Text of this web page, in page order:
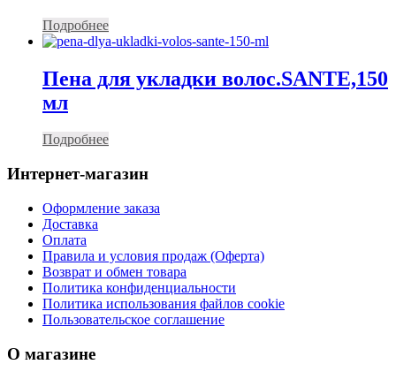
Подробнее
Пена для укладки волос.SANTE,150
мл
Подробнее
Интернет-магазин
Оформление заказа
Доставка
Оплата
Правила и условия продаж (Оферта)
Возврат и обмен товара
Политика конфиденциальности
Политика использования файлов cookie
Пользовательское соглашение
О магазине